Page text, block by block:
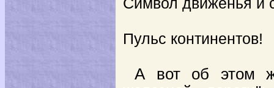
Пульс континентов!
А вот об этом